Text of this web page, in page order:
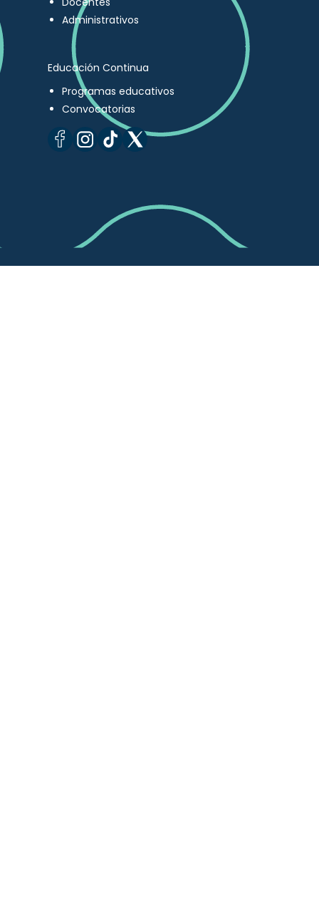
Administrativos
Educación Continua
Programas educativos
Convocatorias